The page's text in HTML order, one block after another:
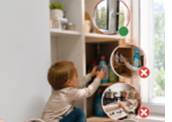
ამ ზოდიაქოს ნიშნების
აღმოჩნდება: ვინ